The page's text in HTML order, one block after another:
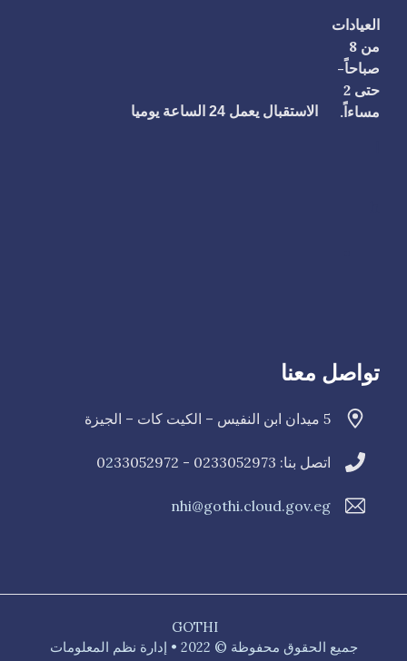
العيادات
من 8
صباحاً-
حتى 2
مساءاً.
الاستقبال يعمل 24 الساعة يوميا
تواصل معنا
5 ميدان ابن النفيس – الكيت كات – الجيزة
اتصل بنا: 0233052973 - 0 233052972
nhi@gothi.cloud.gov.eg
GOTHI
جميع الحقوق محفوظة © 2022 • إدارة نظم المعلومات